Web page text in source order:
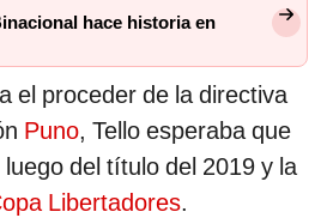
hace historia en
el proceder de la directiva
Puno, Tello esperaba que
del título del 2019 y la
Libertadores.